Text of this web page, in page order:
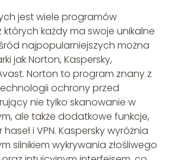
jest wiele programów
każdy ma swoje unikalne
najpopularniejszych można
jak Norton, Kaspersky,
Norton to program znany z
ochrony przed
nie tylko skanowanie w
ale także dodatkowe funkcje,
i VPN. Kaspersky wyróżnia
silnikiem wykrywania złośliwego